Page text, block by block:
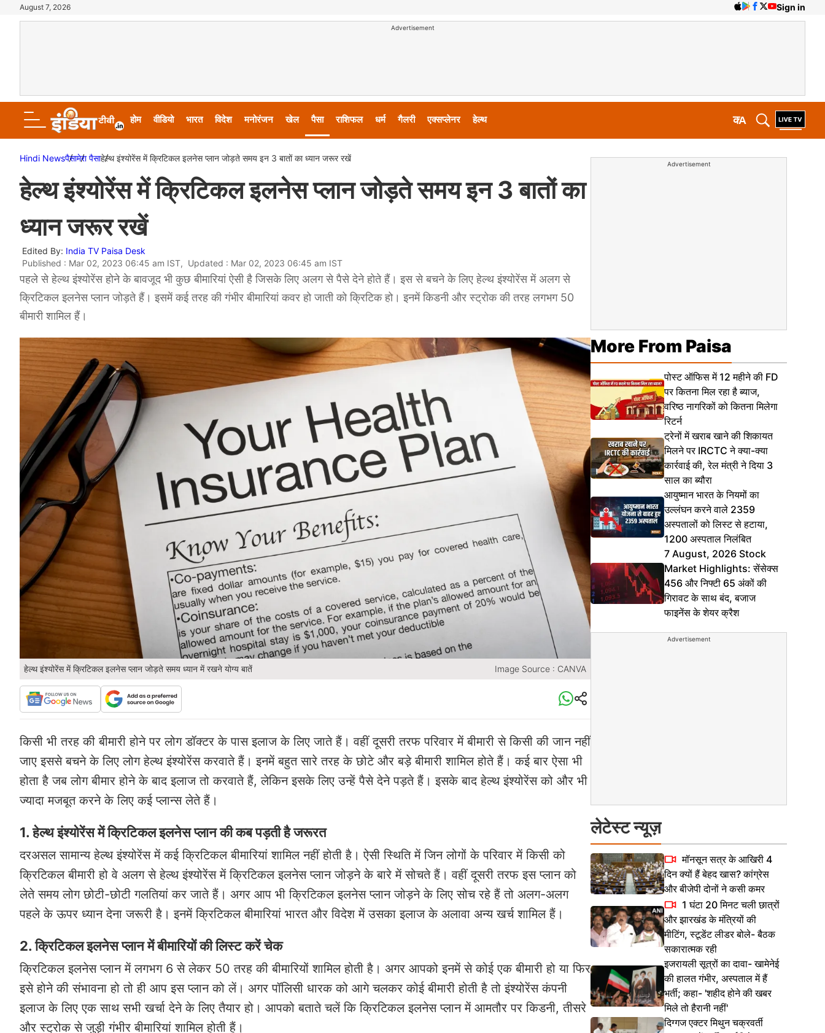
August 7, 2026 Sign in
Advertisement
होम वीडियो भारत विदेश मनोरंजन खेल पैसा राशिफल धर्म गैलरी एक्सप्लेनर हेल्थ A
क
Hindi Newsपैसामेरा पैसाहेल्थ इंश्योरेंस में क्रिटिकल इलनेस प्लान जोड़ते समय इन 3 बातों का ध्यान जरूर रखें
हेल्थ इंश्योरेंस में क्रिटिकल इलनेस प्लान जोड़ते समय इन 3 बातों का
ध्यान जरूर रखें
Edited By: India TV Paisa Desk
Published : Mar 02, 2023 06:45 am IST, Updated : Mar 02, 2023 06:45 am IST
पहले से हेल्थ इंश्योरेंस होने के बावजूद भी कुछ बीमारियां ऐसी है जिसके लिए अलग से पैसे देने होते हैं। इस से बचने के लिए हेल्थ इंश्योरेंस में अलग से
क्रिटिकल इलनेस प्लान जोड़ते हैं। इसमें कई तरह की गंभीर बीमारियां कवर हो जाती को क्रिटिक हो। इनमें किडनी और स्ट्रोक की तरह लगभग 50
बीमारी शामिल हैं।
हेल्थ इंश्योरेंस में क्रिटिकल इलनेस प्लान जोड़ते समय ध्यान में रखने योग्य बातें Image Source : CANVA
किसी भी तरह की बीमारी होने पर लोग डॉक्टर के पास इलाज के लिए जाते हैं। वहीं दूसरी तरफ परिवार में बीमारी से किसी की जान नहीं
जाए इससे बचने के लिए लोग हेल्थ इंश्योरेंस करवाते हैं। इनमें बहुत सारे तरह के छोटे और बड़े बीमारी शामिल होते हैं। कई बार ऐसा भी
होता है जब लोग बीमार होने के बाद इलाज तो करवाते हैं, लेकिन इसके लिए उन्हें पैसे देने पड़ते हैं। इसके बाद हेल्थ इंश्योरेंस को और भी
ज्यादा मजबूत करने के लिए कई प्लान्स लेते हैं।
1. हेल्थ इंश्योरेंस में क्रिटिकल इलनेस प्लान की कब पड़ती है जरूरत
दरअसल सामान्य हेल्थ इंश्योरेंस में कई क्रिटिकल बीमारियां शामिल नहीं होती है। ऐसी स्थिति में जिन लोगों के परिवार में किसी को
क्रिटिकल बीमारी हो वे अलग से हेल्थ इंश्योरेंस में क्रिटिकल इलनेस प्लान जोड़ने के बारे में सोचते हैं। वहीं दूसरी तरफ इस प्लान को
लेते समय लोग छोटी-छोटी गलतियां कर जाते हैं। अगर आप भी क्रिटिकल इलनेस प्लान जोड़ने के लिए सोच रहे हैं तो अलग-अलग
पहले के ऊपर ध्यान देना जरूरी है। इनमें क्रिटिकल बीमारियां भारत और विदेश में उसका इलाज के अलावा अन्य खर्च शामिल हैं।
2. क्रिटिकल इलनेस प्लान में बीमारियों की लिस्ट करें चेक
क्रिटिकल इलनेस प्लान में लगभग 6 से लेकर 50 तरह की बीमारियों शामिल होती है। अगर आपको इनमें से कोई एक बीमारी हो या फिर
इसे होने की संभावना हो तो ही आप इस प्लान को लें। अगर पॉलिसी धारक को आगे चलकर कोई बीमारी होती है तो इंश्योरेंस कंपनी
इलाज के लिए एक साथ सभी खर्चा देने के लिए तैयार हो। आपको बताते चलें कि क्रिटिकल इलनेस प्लान में आमतौर पर किडनी, तीसरे
और स्ट्रोक से जुड़ी गंभीर बीमारियां शामिल होती हैं।
Advertisement
More From Paisa
पोस्ट ऑफिस में 12 महीने की FD
पर कितना मिल रहा है ब्याज,
वरिष्ठ नागरिकों को कितना मिलेगा
रिटर्न
ट्रेनों में खराब खाने की शिकायत
मिलने पर IRCTC ने क्या-क्या
कार्रवाई की, रेल मंत्री ने दिया 3
साल का ब्यौरा
आयुष्मान भारत के नियमों का
उल्लंघन करने वाले 2359
अस्पतालों को लिस्ट से हटाया,
1200 अस्पताल निलंबित
7 August, 2026 Stock
Market Highlights: सेंसेक्स
456 और निफ्टी 65 अंकों की
गिरावट के साथ बंद, बजाज
फाइनेंस के शेयर क्रैश
Advertisement
लेटेस्ट न्यूज़
मॉनसून सत्र के आखिरी 4
दिन क्यों हैं बेहद खास? कांग्रेस
और बीजेपी दोनों ने कसी कमर
1 घंटा 20 मिनट चली छात्रों
और झारखंड के मंत्रियों की
मीटिंग, स्टूडेंट लीडर बोले- बैठक
सकारात्मक रही
इजरायली सूत्रों का दावा- खामेनेई
की हालत गंभीर, अस्पताल में हैं
भर्ती; कहा- 'शहीद होने की खबर
मिले तो हैरानी नहीं'
दिग्गज एक्टर मिथुन चक्रवर्ती